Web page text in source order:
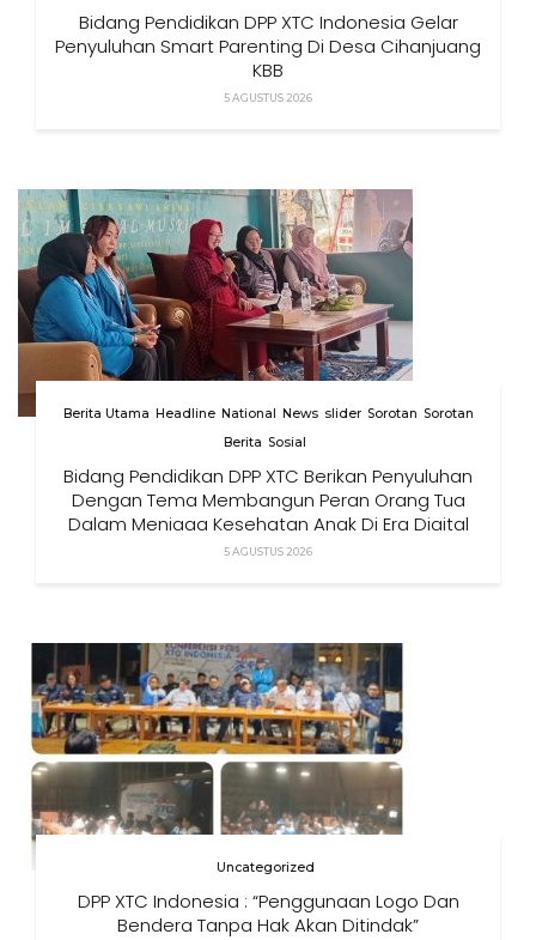
Bidang Pendidikan DPP XTC Indonesia Gelar
Penyuluhan Smart Parenting Di Desa Cihanjuang
KBB
5 AGUSTUS 2026
Berita Utama Headline National News slider Sorotan Sorotan
Berita Sosial
Bidang Pendidikan DPP XTC Berikan Penyuluhan
Dengan Tema Membangun Peran Orang Tua
Dalam Menjaga Kesehatan Anak Di Era Digital
5 AGUSTUS 2026
Uncategorized
DPP XTC Indonesia : “Penggunaan Logo Dan
Bendera Tanpa Hak Akan Ditindak”